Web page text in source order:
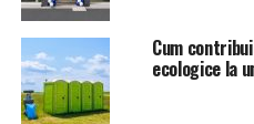
Cum
ecologice la